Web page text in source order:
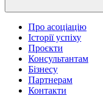
Про асоціацію
Історії успіху
Проєкти
Консультантам
Бізнесу
Партнерам
Контакти